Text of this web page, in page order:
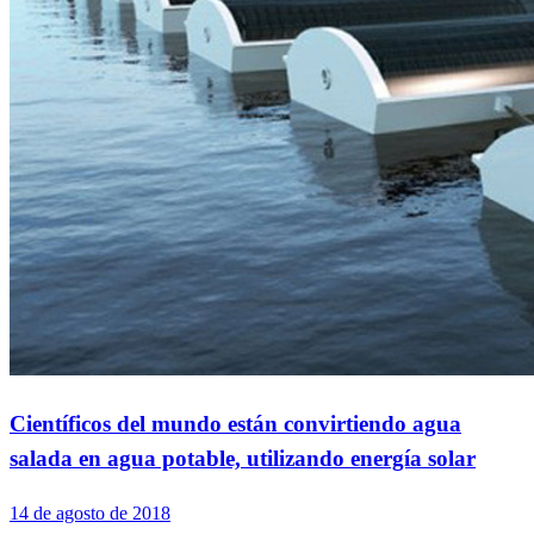
Científicos del mundo están convirtiendo agua
salada en agua potable, utilizando energía solar
14 de agosto de 2018